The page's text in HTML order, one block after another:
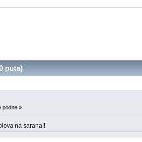
puta)
podne »
na sarana!!